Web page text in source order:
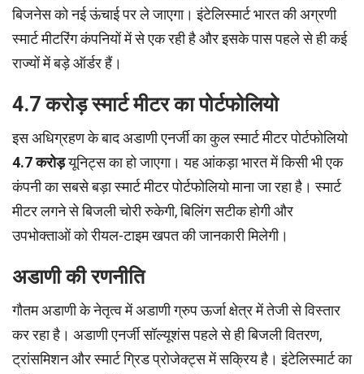
बिजनेस को नई ऊंचाई पर ले जाएगा। इंटेलिस्मार्ट भारत की अग्रणी
स्मार्ट मीटरिंग कंपनियों में से एक रही है और इसके पास पहले से ही कई
राज्यों में बड़े ऑर्डर हैं।
4.7 करोड़ स्मार्ट मीटर का पोर्टफोलियो
इस अधिग्रहण के बाद अडाणी एनर्जी का कुल स्मार्ट मीटर पोर्टफोलियो
4.7 करोड़यूनिट्स का हो जाएगा। यह आंकड़ा भारत में किसी भी एक
कंपनी का सबसे बड़ा स्मार्ट मीटर पोर्टफोलियो माना जा रहा है। स्मार्ट
मीटर लगने से बिजली चोरी रुकेगी, बिलिंग सटीक होगी और
उपभोक्ताओं को रीयल-टाइम खपत की जानकारी मिलेगी।
अडाणी की रणनीति
गौतम अडाणी के नेतृत्व में अडाणी ग्रुप ऊर्जा क्षेत्र में तेजी से विस्तार
कर रहा है। अडाणी एनर्जी सॉल्यूशंस पहले से ही बिजली वितरण,
ट्रांसमिशन और स्मार्ट ग्रिड प्रोजेक्ट्स में सक्रिय है। इंटेलिस्मार्ट का